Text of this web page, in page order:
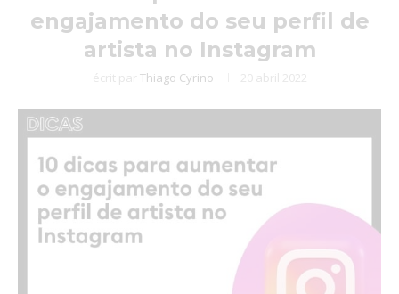
engajamento do seu perfil de
artista no Instagram
écrit par Thiago Cyrino 20 abril 2022